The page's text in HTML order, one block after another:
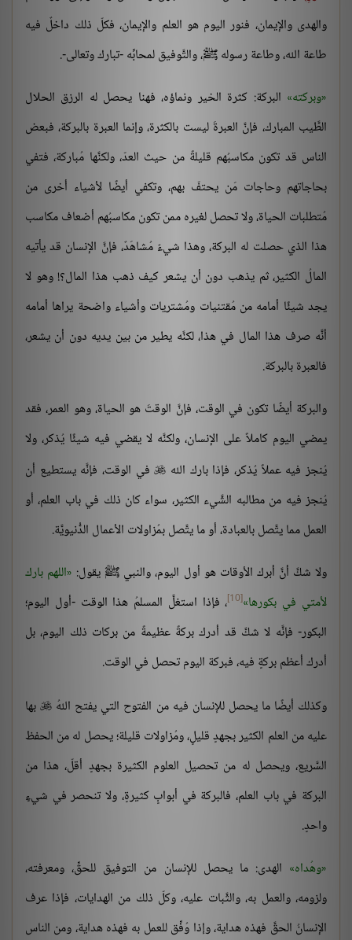
والهدى والإيمان، فنور اليوم هو العلم والإيمان، فكلّ ذلك داخلٌ فيه
طاعة الله، وطاعة رسوله ﷺ، والتَّوفيق لمحابِّه -تبارك وتعالى-.
وبركته البركة: كثرة الخير ونماؤه، فهنا يحصل له الرزق الحلال
الطَّيب المبارك، فإنَّ العبرةَ ليست بالكثرة، وإنما العبرة بالبركة، فبعض
الناس قد تكون مكاسبُهم قليلةً من حيث العدّ، ولكنَّها مُباركة، فتفي
بحاجاتهم وحاجات مَن يحتفّ بهم، وتكفي أيضًا لأشياء أخرى من
مُتطلبات الحياة، ولا تحصل لغيره ممن تكون مكاسبُهم أضعاف مكاسب
هذا الذي حصلت له البركة، وهذا شيءٌ مُشاهَدٌ، فإنَّ الإنسان قد يأتيه
المالُ الكثير، ثم يذهب دون أن يشعر كيف ذهب هذا المال؟! وهو لا
يجد شيئًا أمامه من مُقتنيات ومُشتريات وأشياء واضحة يراها أمامه
أنَّه صرف هذا المال في هذا، لكنَّه يطير من بين يديه دون أن يشعر،
فالعبرة بالبركة.
والبركة أيضًا تكون في الوقت، فإنَّ الوقتَ هو الحياة، وهو العمر، فقد
يمضي اليوم كاملاً على الإنسان، ولكنَّه لا يقضي فيه شيئًا يُذكر، ولا
يُنجز فيه عملاً يُذكر، فإذا بارك الله في الوقت، فإنَّه يستطيع أن
يُنجز فيه من مطالبه الشَّيء الكثير، سواء كان ذلك في باب العلم، أو
العمل مما يتَّصل بالعبادة، أو ما يتَّصل بمُزاولات الأعمال الدُّنيويَّة.
ولا شكَّ أنَّ أبرك الأوقات هو أول اليوم، والنبي ﷺ يقول: اللهم بارك
لأمتي في بكورها [10]
، فإذا استغلَّ المسلمُ هذا الوقت -أول اليوم؛
البكور- فإنَّه لا شكَّ قد أدرك بركةً عظيمةً من بركات ذلك اليوم، بل
أدرك أعظم بركةٍ فيه، فبركة اليوم تحصل في الوقت.
وكذلك أيضًا ما يحصل للإنسان فيه من الفتوح التي يفتح اللهُ بها
عليه من العلم الكثير بجهدٍ قليلٍ، ومُزاولات قليلة؛ يحصل له من الحفظ
السَّريع، ويحصل له من تحصيل العلوم الكثيرة بجهدٍ أقلّ، هذا من
البركة في باب العلم، فالبركة في أبوابٍ كثيرةٍ، ولا تنحصر في شيءٍ
واحدٍ.
وهُداه
الهدى: ما يحصل للإنسان من التوفيق للحقِّ، ومعرفته،
ولزومه، والعمل به، والثَّبات عليه، وكلّ ذلك من الهدايات، فإذا عرف
الإنسانُ الحقَّ فهذه هداية، وإذا وُفِّق للعمل به فهذه هداية، ومن الناس